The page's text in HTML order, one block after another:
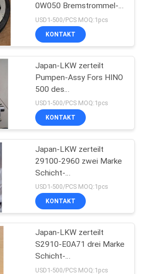
0W050 Bremstrommel-
Rückseiten-6 für HINO
300 Dutro N04C/N04CT
USD1-500/PCS MOQ:1pcs
KONTAKT
Japan-LKW zerteilt
Pumpen-Assy Fors HINO
500 des
Luftkompressor-29100-
2364 FÖRSTER
J08CT/J08C L HNTC-
USD1-500/PCS MOQ:1pcs
KONTAKT
Japan-LKW zerteilt
29100-2960 zwei Marke
Schicht-
Luftkompressor-
Pumpen-Assy Fors HINO
700 Profia E13C HNTC
USD1-500/PCS MOQ:1pcs
KONTAKT
Japan-LKW zerteilt
S2910-E0A71 drei Marke
Schicht-
Luftkompressor-
USD1-500/PCS MOQ:1pcs